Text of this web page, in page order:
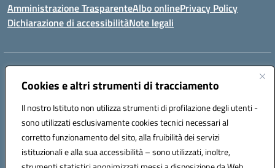
Cookies e altri strumenti di tracciamento
Il nostro Istituto non utilizza strumenti di profilazione degli utenti -
sono utilizzati esclusivamente cookies tecnici necessari al
corretto funzionamento del sito, alla fruibilità dei servizi
istituzionali e alla sua accessibilità – sono utilizzati, inoltre,
Amministrazione TrasparenteAlbo onlinePrivacy Policy
Dichiarazione di accessibilitàNote legali
Centralino:
Posta elettronica certificata (PEC):tpis02200a@pec.istruzione.it
Codice fiscale: 93066580817
Codice meccanografico:TPIS02200A
VIA CESARÒ, 36 - 91016 ERICE - CASA SANTA (TP)
Telefono: 0923569559